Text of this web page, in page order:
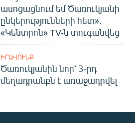
ասոցացնում եմ Ծառուկյանի
ընկերությունների հետ».
«Կենտրոն» TV-ն տուգանվեց
ԻՐԱՎՈՒՆՔ
Ծառուկյանին նոր՝ 3-րդ
մեղադրանքն է առաջադրվել